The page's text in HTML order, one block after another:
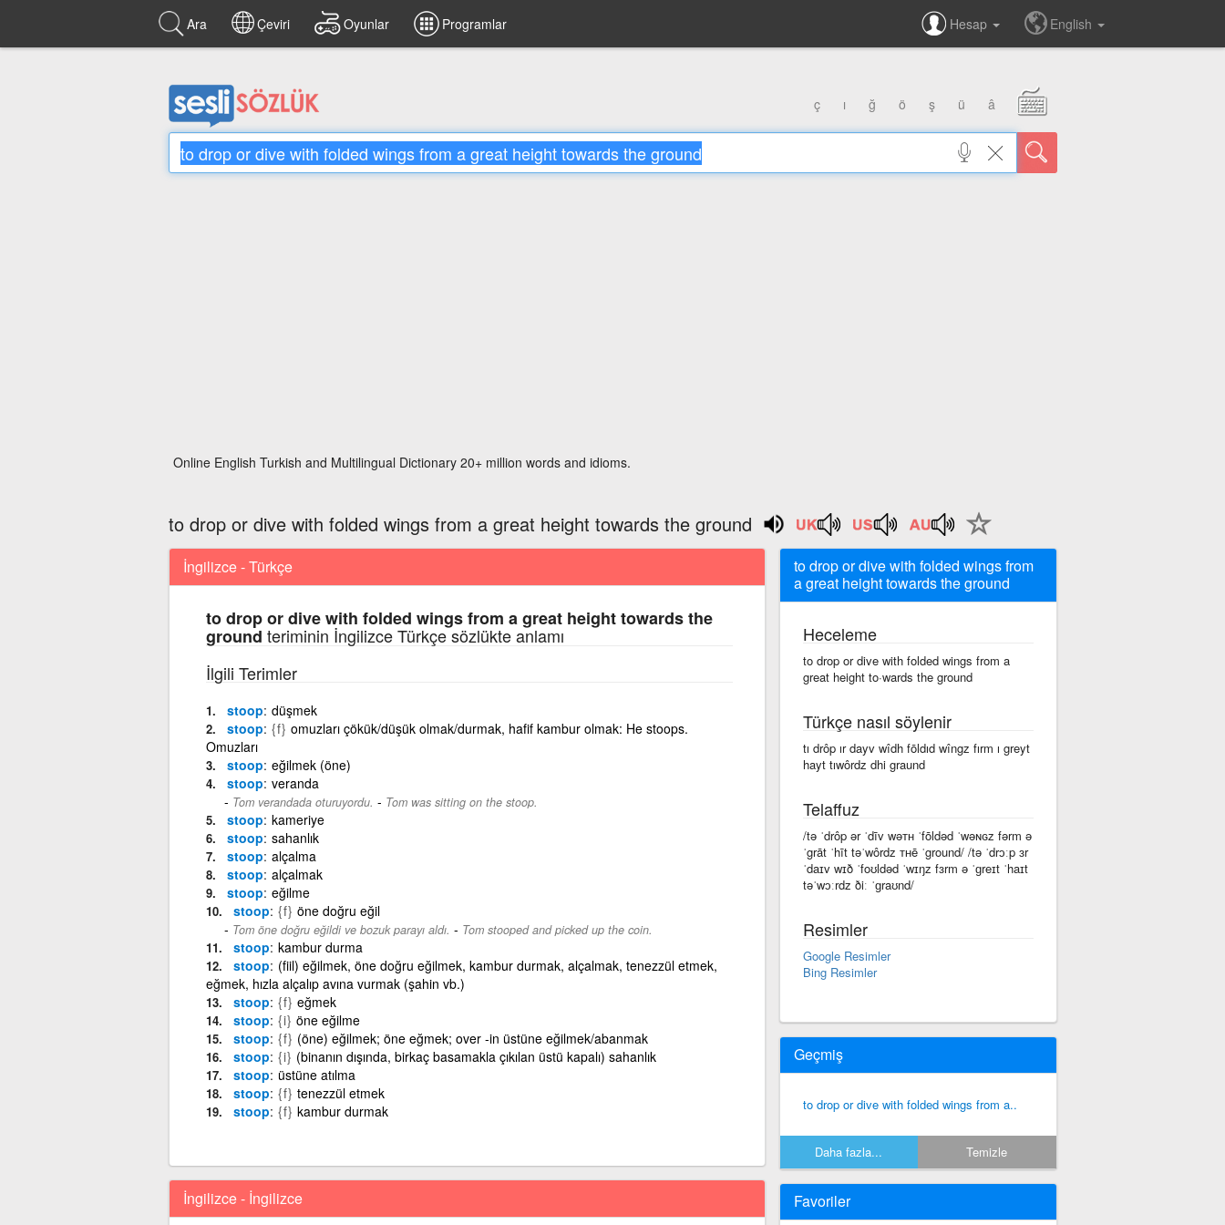
Ara Çeviri Oyunlar Programlar Hesap English
ç ı ğ ö ş ü â
Online English Turkish and Multilingual Dictionary 20+ million words and idioms.
to drop or dive with folded wings from a great height towards the ground
İngilizce - Türkçe
to drop or dive with folded wings from a great height towards the
ground teriminin İngilizce Türkçe sözlükte anlamı
İlgili Terimler
stoop düşmek
stoop {f} omuzları çökük/düşük olmak/durmak, hafif kambur olmak: He stoops.
Omuzları
stoop eğilmek (öne)
stoop veranda
Tom verandada oturuyordu. - Tom was sitting on the stoop.
stoop kameriye
stoop sahanlık
stoop alçalma
stoop alçalmak
stoop eğilme
stoop {f} öne doğru eğil
Tom öne doğru eğildi ve bozuk parayı aldı. - Tom stooped and picked up the coin.
stoop kambur durma
stoop (fiil) eğilmek, öne doğru eğilmek, kambur durmak, alçalmak, tenezzül etmek,
eğmek, hızla alçalıp avına vurmak (şahin vb.)
stoop {f} eğmek
stoop {i} öne eğilme
stoop {f} (öne) eğilmek; öne eğmek; over -in üstüne eğilmek/abanmak
stoop {i} (binanın dışında, birkaç basamakla çıkılan üstü kapalı) sahanlık
stoop üstüne atılma
stoop {f} tenezzül etmek
stoop {f} kambur durmak
İngilizce - İngilizce
to drop or dive with folded wings from
a great height towards the ground
Heceleme
to drop or dive with folded wings from a
great height to·wards the ground
Türkçe nasıl söylenir
tı drôp ır dayv wîdh fōldıd wîngz fırm ı greyt
hayt tıwôrdz dhi graund
Telaffuz
/tə ˈdrôp ər ˈdīv wəᴛʜ ˈfōldəd ˈwəɴɢz fərm ə
ˈgrāt ˈhīt təˈwôrdz ᴛʜē ˈground/ /tə ˈdrɔːp ɜr
ˈdaɪv wɪð ˈfoʊldəd ˈwɪŋz fɜrm ə ˈɡreɪt ˈhaɪt
təˈwɔːrdz ðiː ˈɡraʊnd/
Resimler
Google Resimler
Bing Resimler
Geçmiş
to drop or dive with folded wings from a..
Daha fazla... Temizle
Favoriler